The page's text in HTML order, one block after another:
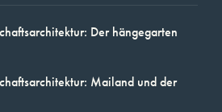
Der hängegarten
Mailand und der